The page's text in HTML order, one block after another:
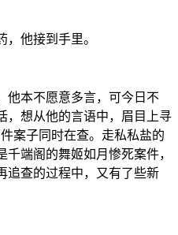
他接到手里。
本不愿意多言，可今日不
，想从他的言语中，眉目上寻
案子同时在查。走私私盐的
端阁的舞姬如月惨死案件，
追查的过程中，又有了些新